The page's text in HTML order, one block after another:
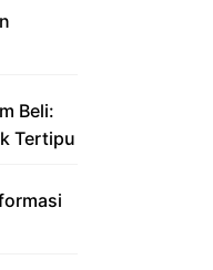
Beli:
Tertipu